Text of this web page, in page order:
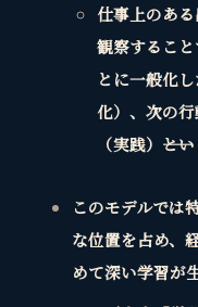
仕事上のあ
観察するこ
とに一般化
化）、次の
（実践）――と
このモデルでは
な位置を占め、
めて深い学習が